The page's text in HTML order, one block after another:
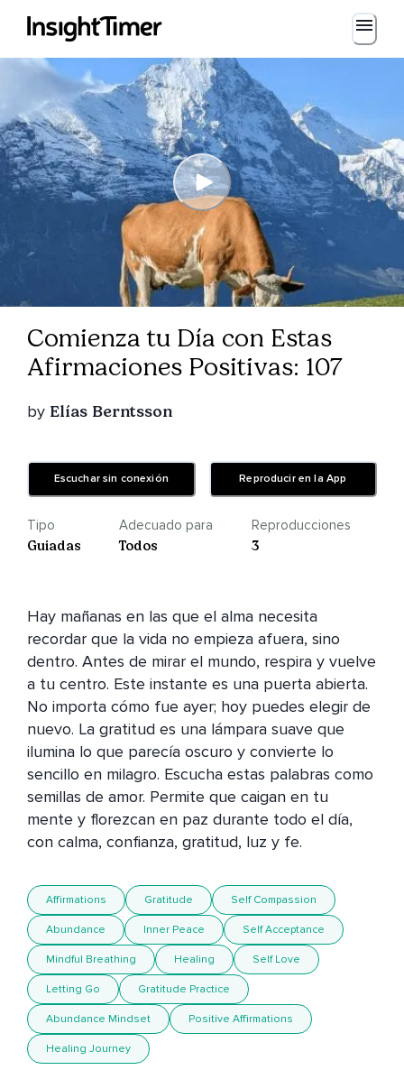
Comienza tu Día con Estas
Afirmaciones Positivas: 107
by Elías Berntsson
Escuchar sin conexión Reproducir en la App
Tipo
Guiadas
Adecuado para
Todos
Reproducciones
3
Hay mañanas en las que el alma necesita
recordar que la vida no empieza afuera, sino
dentro. Antes de mirar el mundo, respira y vuelve
a tu centro. Este instante es una puerta abierta.
No importa cómo fue ayer; hoy puedes elegir de
nuevo. La gratitud es una lámpara suave que
ilumina lo que parecía oscuro y convierte lo
sencillo en milagro. Escucha estas palabras como
semillas de amor. Permite que caigan en tu
mente y florezcan en paz durante todo el día,
con calma, confianza, gratitud, luz y fe.
Affirmations Gratitude Self Compassion
Abundance Inner Peace Self Acceptance
Mindful Breathing Healing Self Love
Letting Go Gratitude Practice
Abundance Mindset Positive Affirmations
Healing Journey